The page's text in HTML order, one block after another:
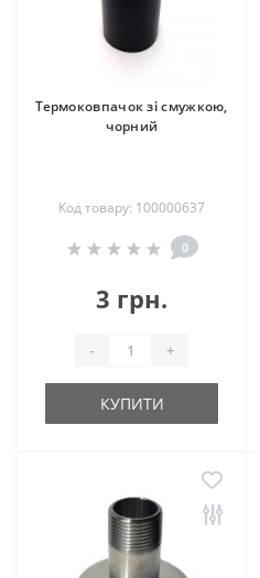
Термоковпачок зі смужкою,
чорний
Код товару: 100000637
0
3 грн.
- +
КУПИТИ